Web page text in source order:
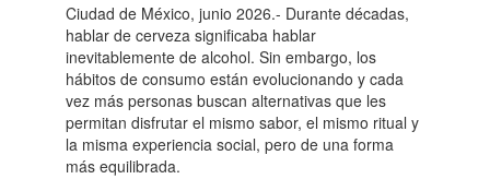
Ciudad de México, junio 2026.- Durante décadas,
hablar de cerveza significaba hablar
inevitablemente de alcohol. Sin embargo, los
hábitos de consumo están evolucionando y cada
vez más personas buscan alternativas que les
permitan disfrutar el mismo sabor, el mismo ritual y
la misma experiencia social, pero de una forma
más equilibrada.